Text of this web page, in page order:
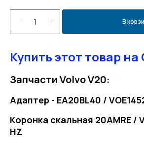
В
Купить этот товар на
Запчасти Volvo V20:
Адаптер - EA20BL40 /
Коронка скальная 20AMRE /
HZ